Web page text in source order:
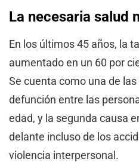
La necesaria salud
En los últimos 45 años, la
aumentado en un 60 por
Se cuenta como una de
defunción entre las
edad, y la segunda causa
delante incluso de los
violencia interpersonal.